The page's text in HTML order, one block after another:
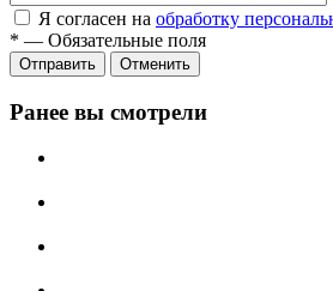
Я согласен на обработку
* — Обязательные поля
Отправить Отменить
Ранее вы смотрели